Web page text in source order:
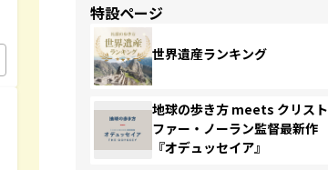
特設ページ
世界遺産ランキング
地球の歩き方 meets クリスト
ファー・ノーラン監督最新作
『オデュッセイア』